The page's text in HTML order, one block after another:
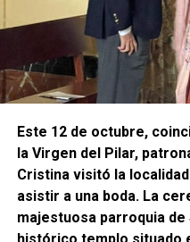
Este 12 de octubre,
la Virgen del Pilar,
Cristina visitó la
asistir a una boda. La
majestuosa parroquia de
histórico templo situado